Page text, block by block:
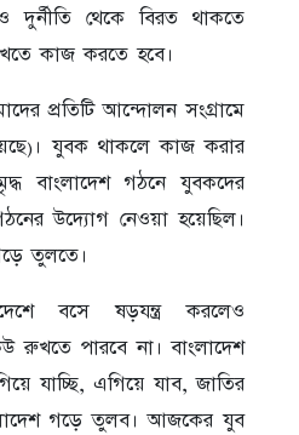
ও দুর্নীতি থেকে বিরত থাকতে
কাজ করতে হবে।
প্রতিটি আন্দোলন সংগ্রামে
যুবক থাকলে কাজ করার
বাংলাদেশ গঠনে যুবকদের
উদ্যোগ নেওয়া হয়েছিল।
তুলতে।
বসে ষড়যন্ত্র করলেও
রুখতে পারবে না। বাংলাদেশ
যাচ্ছি, এগিয়ে যাব, জাতির
গড়ে তুলব। আজকের যুব